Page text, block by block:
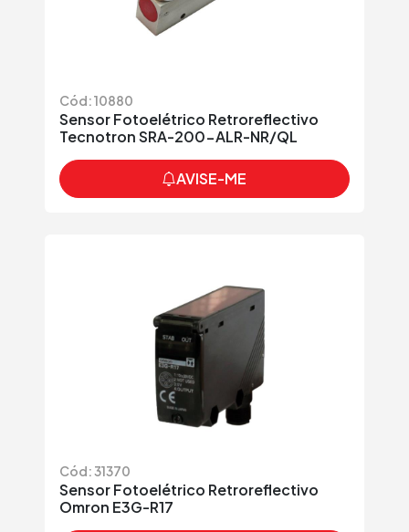
Cód: 10880
Sensor Fotoelétrico Retroreflectivo
Tecnotron SRA-200-ALR-NR/QL
AVISE-ME
Cód: 31370
Sensor Fotoelétrico Retroreflectivo
Omron E3G-R17